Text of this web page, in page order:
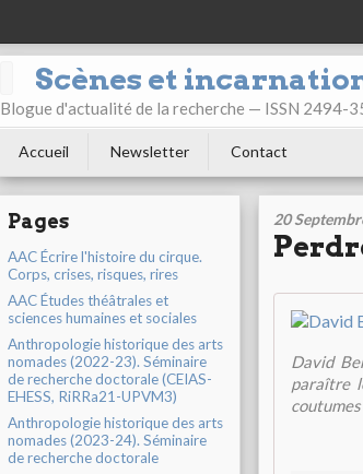
Scènes et
Blogue d'actualité de la recherche — ISSN 2494-
Accueil Newsletter Contact
Pages
AAC Écrire l'histoire du cirque.
Corps, crises, risques, rires
AAC Études théâtrales et
sciences humaines et sociales
Anthropologie historique des arts
nomades (2022-23). Séminaire
de recherche doctorale (CEIAS-
EHESS, RiRRa21-UPVM3)
Anthropologie historique des arts
nomades (2023-24). Séminaire
de recherche doctorale
20
David
paraître